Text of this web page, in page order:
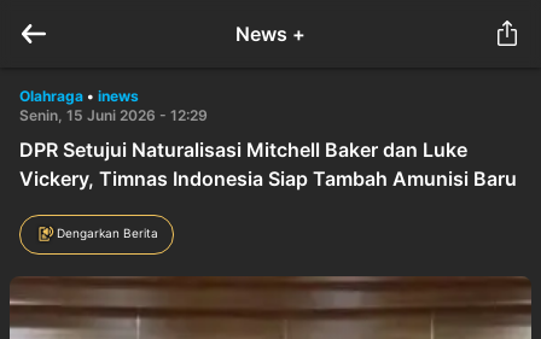
News +
Olahraga • inews
Senin, 15 Juni 2026 - 12:29
DPR Setujui Naturalisasi Mitchell Baker dan Luke
Vickery, Timnas Indonesia Siap Tambah Amunisi Baru
Dengarkan Berita